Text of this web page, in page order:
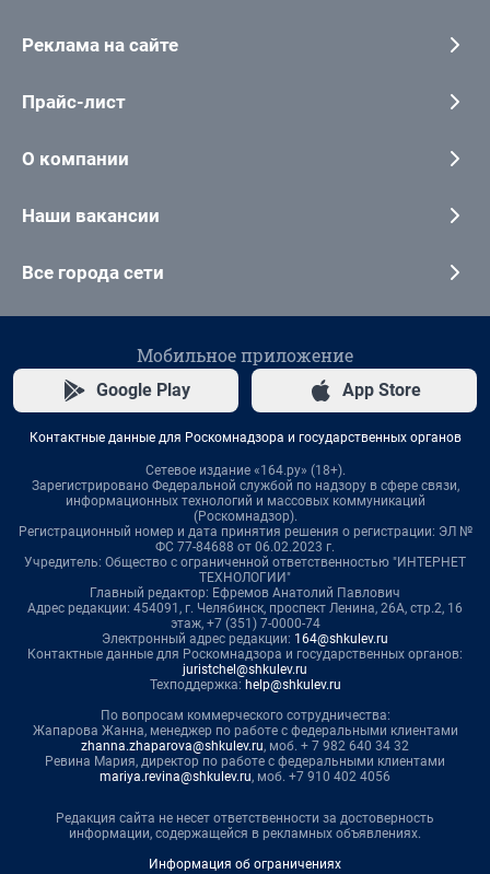
Реклама на сайте
Прайс-лист
О компании
Наши вакансии
Все города сети
Мобильное приложение
Google Play App Store
Контактные данные для Роскомнадзора и государственных органов
Сетевое издание «164.ру» (18+).
Зарегистрировано Федеральной службой по надзору в сфере связи,
информационных технологий и массовых коммуникаций
(Роскомнадзор).
Регистрационный номер и дата принятия решения о регистрации: ЭЛ №
ФС 77-84688 от 06.02.2023 г.
Учредитель: Общество с ограниченной ответственностью "ИНТЕРНЕТ
ТЕХНОЛОГИИ"
Главный редактор: Ефремов Анатолий Павлович
Адрес редакции: 454091, г. Челябинск, проспект Ленина, 26А, стр.2, 16
этаж, +7 (351) 7-0000-74
Электронный адрес редакции: 164@shkulev.ru
Контактные данные для Роскомнадзора и государственных органов:
juristchel@shkulev.ru
Техподдержка: help@shkulev.ru
По вопросам коммерческого сотрудничества:
Жапарова Жанна, менеджер по работе с федеральными клиентами
zhanna.zhaparova@shkulev.ru, моб. + 7 982 640 34 32
Ревина Мария, директор по работе с федеральными клиентами
mariya.revina@shkulev.ru, моб. +7 910 402 4056
Редакция сайта не несет ответственности за достоверность
информации, содержащейся в рекламных объявлениях.
Информация об ограничениях